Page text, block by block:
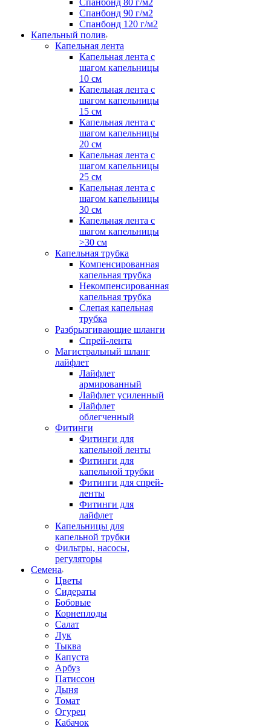
Спанбонд 80 г/м2
Спанбонд 90 г/м2
Спанбонд 120 г/м2
Капельный полив
Капельная лента
Капельная лента с
шагом капельницы
10 см
Капельная лента с
шагом капельницы
15 см
Капельная лента с
шагом капельницы
20 см
Капельная лента с
шагом капельницы
25 см
Капельная лента с
шагом капельницы
30 см
Капельная лента с
шагом капельницы
>30 см
Капельная трубка
Компенсированная
капельная трубка
Некомпенсированная
капельная трубка
Слепая капельная
трубка
Разбрызгивающие шланги
Спрей-лента
Магистральный шланг
лайфлет
Лайфлет
армированный
Лайфлет усиленный
Лайфлет
облегченный
Фитинги
Фитинги для
капельной ленты
Фитинги для
капельной трубки
Фитинги для спрей-
ленты
Фитинги для
лайфлет
Капельницы для
капельной трубки
Фильтры, насосы,
регуляторы
Семена
Цветы
Сидераты
Бобовые
Корнеплоды
Салат
Лук
Тыква
Капуста
Арбуз
Патиссон
Дыня
Томат
Огурец
Кабачок